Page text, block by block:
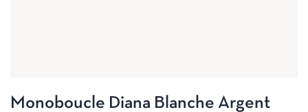
Monoboucle Diana Blanche Argent